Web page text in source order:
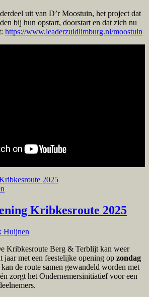
uit van D’r Moostuin, het project dat
bij hun opstart, doorstart en dat zich nu
https://www.leaderzuidlimburg.nl/moostuin
Kribkesroute 2025
Huijnen
Kribkesroute Berg & Terblijt kan weer
met een feestelijke opening op zondag
de route samen gewandeld worden met
zorgt het Ondernemersinitiatief voor een